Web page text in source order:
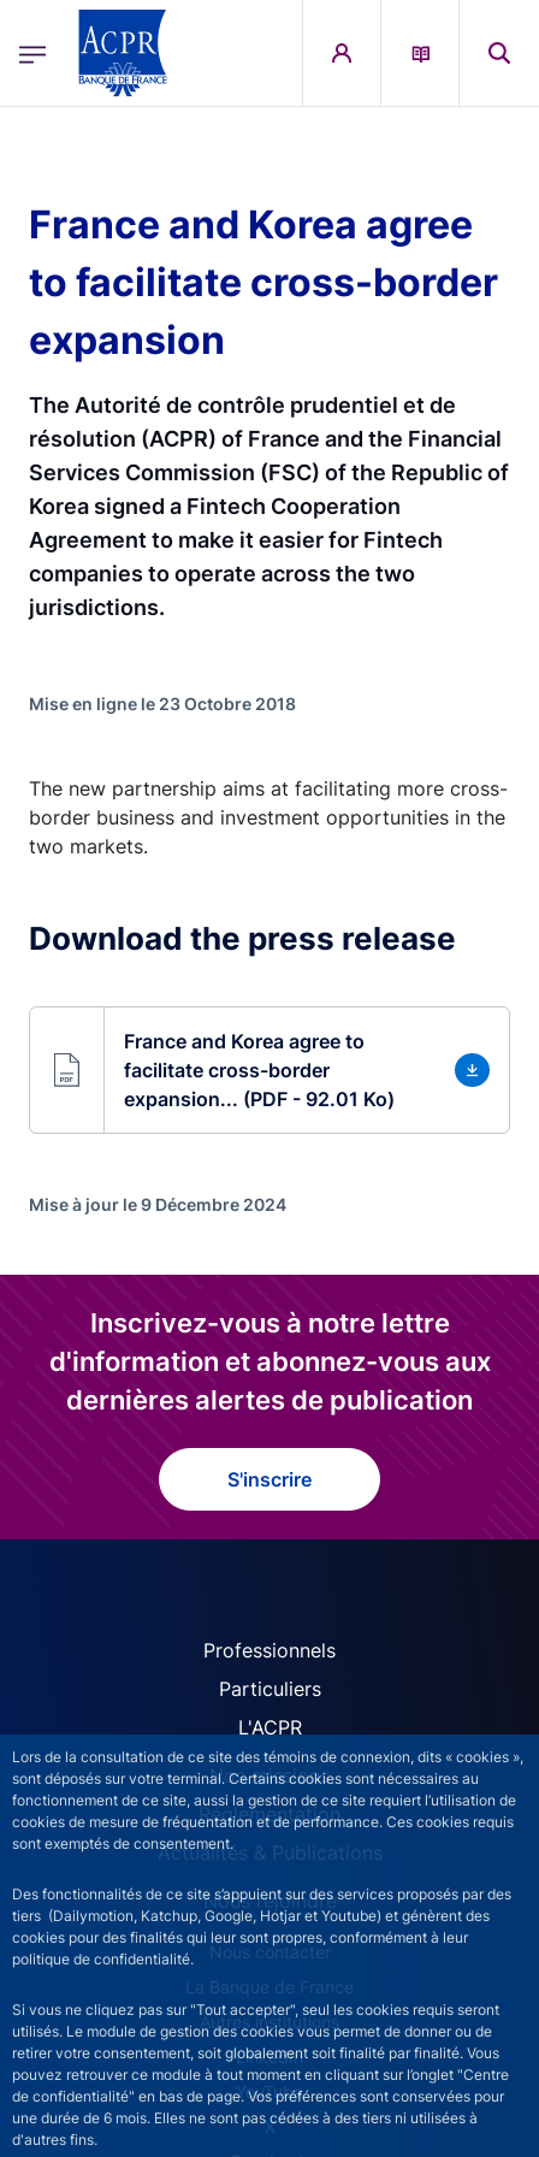
Lors de la consultation de ce site des témoins de connexion, dits « cookies »,
sont déposés sur votre terminal. Certains cookies sont nécessaires au
fonctionnement de ce site, aussi la gestion de ce site requiert l’utilisation de
cookies de mesure de fréquentation et de performance. Ces cookies requis
sont exemptés de consentement.
Des fonctionnalités de ce site s’appuient sur des services proposés par des
tiers (Dailymotion, Katchup, Google, Hotjar et Youtube) et génèrent des
cookies pour des finalités qui leur sont propres, conformément à leur
politique de confidentialité.
Si vous ne cliquez pas sur "Tout accepter", seul les cookies requis seront
utilisés. Le module de gestion des cookies vous permet de donner ou de
retirer votre consentement, soit globalement soit finalité par finalité. Vous
pouvez retrouver ce module à tout moment en cliquant sur l’onglet "Centre
de confidentialité" en bas de page. Vos préférences sont conservées pour
une durée de 6 mois. Elles ne sont pas cédées à des tiers ni utilisées à
d'autres fins.
ACPR Menu Principal (French)
France and Korea agree
to facilitate cross-border
expansion
The Autorité de contrôle prudentiel et de
résolution (ACPR) of France and the Financial
Services Commission (FSC) of the Republic of
Korea signed a Fintech Cooperation
Agreement to make it easier for Fintech
companies to operate across the two
jurisdictions.
Mise en ligne le 23 Octobre 2018
The new partnership aims at facilitating more cross-
border business and investment opportunities in the
two markets.
Download the press release
France and Korea agree to
facilitate cross-border
expansion... (PDF - 92.01 Ko)
Mise à jour le 9 Décembre 2024
Inscrivez-vous à notre lettre
d'information et abonnez-vous aux
dernières alertes de publication
S'inscrire
ACPR site navigation
Professionnels
Particuliers
L'ACPR
Nos missions
Réglementation
Actualités & Publications
Nous rejoindre
ACPR footer secondary menu (French)
Nous contacter
La Banque de France
Autres institutions
LinkedIn
YouTube
X